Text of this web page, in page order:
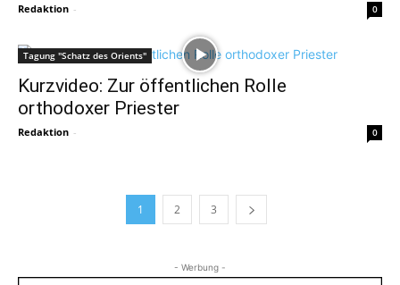
Redaktion - 0
Tagung "Schatz des Orients"
Kurzvideo: Zur öffentlichen Rolle
orthodoxer Priester
Redaktion - 0
1 2 3
- Werbung -